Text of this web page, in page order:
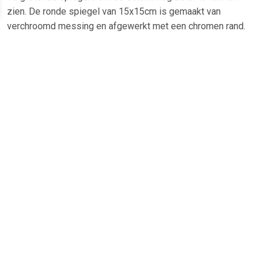
zien. De ronde spiegel van 15x15cm is gemaakt van
verchroomd messing en afgewerkt met een chromen rand.